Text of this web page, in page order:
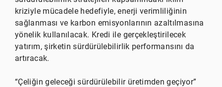
kriziyle mücadele hedefiyle, enerji verimliliğinin
sağlanması ve karbon emisyonlarının azaltılmasına
yönelik kullanılacak. Kredi ile gerçekleştirilecek
yatırım, şirketin sürdürülebilirlik performansını da
artıracak.
“Çeliğin geleceği sürdürülebilir üretimden geçiyor”